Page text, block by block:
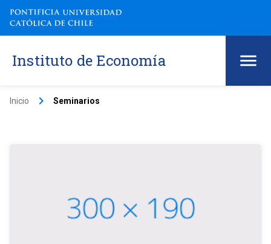
Instituto de Economía
Inicio keyboard_arrow_right Seminarios